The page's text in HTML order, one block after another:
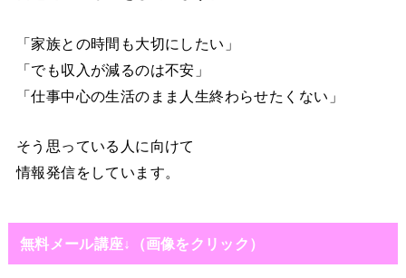
「家族との時間も大切にしたい」
「でも収入が減るのは不安」
「仕事中心の生活のまま人生終わらせたくない」
そう思っている人に向けて
情報発信をしています。
無料メール講座↓（画像をクリック）